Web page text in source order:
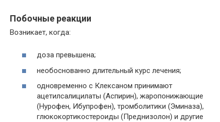
Побочные реакции
Возникает, когда:
доза превышена;
необоснованно длительный курс лечения;
одновременно с Клексаном принимают
ацетилсалицилаты (Аспирин), жаропонижающие
(Нурофен, Ибупрофен), тромболитики (Эминаза),
глюкокортикостероиды (Преднизолон) и другие